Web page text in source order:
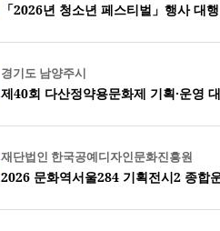
「2026년 청소년 페스티벌」행사 대
경기도 남양주시
제40회 다산정약용문화제 기획·운영
재단법인 한국공예디자인문화진흥원
2026 문화역서울284 기획전시2 종합